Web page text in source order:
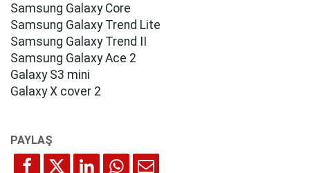
Samsung Galaxy Core
Samsung Galaxy Trend Lite
Samsung Galaxy Trend II
Samsung Galaxy Ace 2
Galaxy S3 mini
Galaxy X cover 2